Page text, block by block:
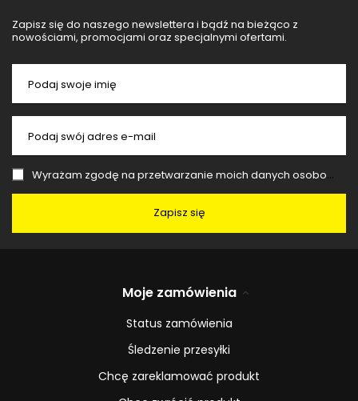
Zapisz się do naszego newslettera i bądź na bieżąco z
nowościami, promocjami oraz specjalnymi ofertami.
Podaj swoje imię
Podaj swój adres e-mail
Wyrażam zgodę na przetwarzanie moich danych osobowych (adres e-mail) na potrzeby wysyłki newslettera z informacją handlową (marketing). Więcej w
Zapisz się
Moje zamówienia
Status zamówienia
Śledzenie przesyłki
Chcę zareklamować produkt